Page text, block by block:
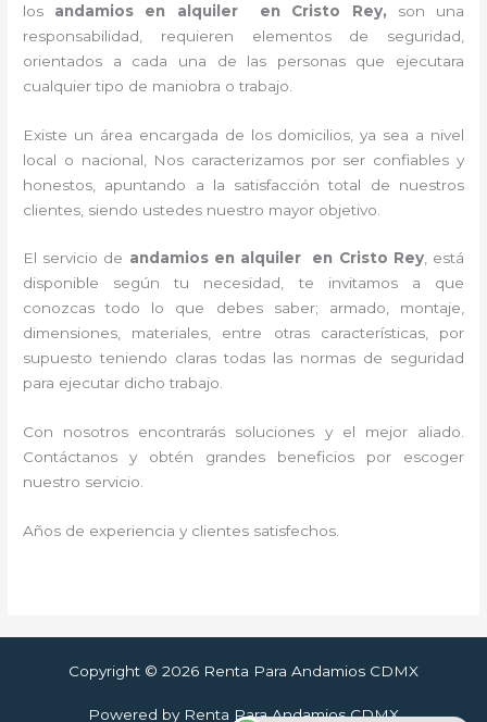
los andamios en alquiler en Cristo Rey, son una
responsabilidad, requieren elementos de seguridad,
orientados a cada una de las personas que ejecutara
cualquier tipo de maniobra o trabajo.
Existe un área encargada de los domicilios, ya sea a nivel
local o nacional, Nos caracterizamos por ser confiables y
honestos, apuntando a la satisfacción total de nuestros
clientes, siendo ustedes nuestro mayor objetivo.
El servicio de andamios en alquiler en Cristo Rey, está
disponible según tu necesidad, te invitamos a que
conozcas todo lo que debes saber; armado, montaje,
dimensiones, materiales, entre otras características, por
supuesto teniendo claras todas las normas de seguridad
para ejecutar dicho trabajo.
Con nosotros encontrarás soluciones y el mejor aliado.
Contáctanos y obtén grandes beneficios por escoger
nuestro servicio.
Años de experiencia y clientes satisfechos.
Copyright © 2026 Renta Para Andamios CDMX
Powered by Renta Para Andamios CDMX